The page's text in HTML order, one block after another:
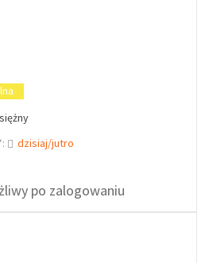
dzisiaj/jutro
po zalogowaniu